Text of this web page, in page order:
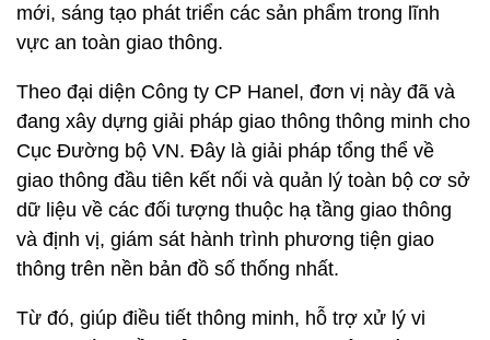
mới, sáng tạo phát triển các sản phẩm trong lĩnh
vực an toàn giao thông.
Theo đại diện Công ty CP Hanel, đơn vị này đã và
đang xây dựng giải pháp giao thông thông minh cho
Cục Đường bộ VN. Đây là giải pháp tổng thể về
giao thông đầu tiên kết nối và quản lý toàn bộ cơ sở
dữ liệu về các đối tượng thuộc hạ tầng giao thông
và định vị, giám sát hành trình phương tiện giao
thông trên nền bản đồ số thống nhất.
Từ đó, giúp điều tiết thông minh, hỗ trợ xử lý vi